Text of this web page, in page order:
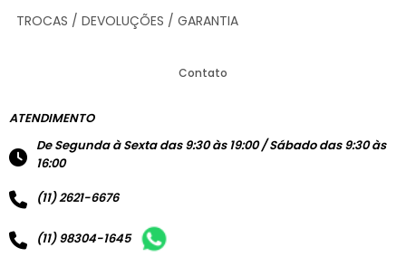
TROCAS / DEVOLUÇÕES / GARANTIA
Contato
ATENDIMENTO
De Segunda à Sexta das 9:30 às 19:00 / Sábado das 9:30 às
16:00
(11) 2621-6676
(11) 98304-1645